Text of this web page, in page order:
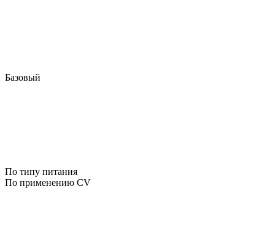
Базовый
По типу питания
По применению CV